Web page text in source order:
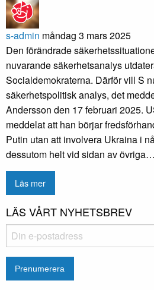
s-admin måndag 3 mars 2025
Den förändrade
nuvarande säkerhetsanalys
Socialdemokraterna. Därför vill S
säkerhetspolitisk analys, det
Andersson den 17 februari 2025.
meddelat att han börjar
Putin utan att involvera Ukraina i
dessutom helt vid sidan av övriga…
Läs mer
LÄS VÅRT NYHETSBREV